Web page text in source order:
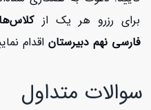
برای رزرو هر یک از
فارسی نهم دبیرستان اقدام
سوالات متداول